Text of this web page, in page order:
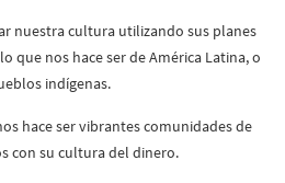
nuestra cultura utilizando sus planes
que nos hace ser de América Latina, o
indígenas.
hace ser vibrantes comunidades de
con su cultura del dinero.